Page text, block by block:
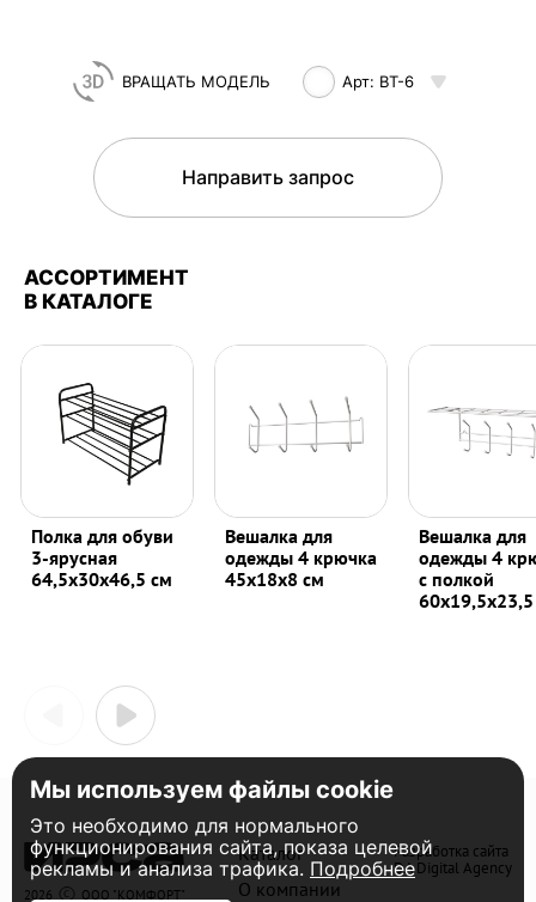
Направить запрос
ВРАЩАТЬ МОДЕЛЬ Арт: ВТ-6
АССОРТИМЕНТ
В КАТАЛОГЕ
Полка для обуви
3-ярусная
64,5х30х46,5 см
Вешалка для
одежды 4 крючка
45х18х8 см
Вешалка для
одежды 4
с полкой
2026 ООО "КОМФОРТ"
Каталог
О компании
Разработка сайта
DA Digital Agency
Мы используем файлы cookie
Это необходимо для нормального
функционирования сайта, показа целевой
рекламы и анализа трафика. Подробнее